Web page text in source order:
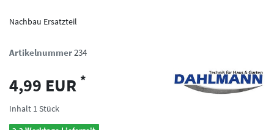
Nachbau Ersatzteil
Artikelnummer234
4,99 EUR *
Inhalt 1 Stück